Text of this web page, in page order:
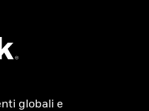
globali e